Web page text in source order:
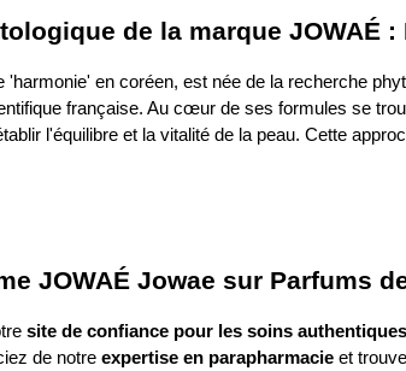
de la marque
'harmonie' en coréen, est née de la recherche
française. Au cœur de ses formules se
l'équilibre et la vitalité de la peau. Cette
JOWAÉ Jowae sur Parfums
site de confiance pour les soins authentiques
de notre expertise en parapharmacie et